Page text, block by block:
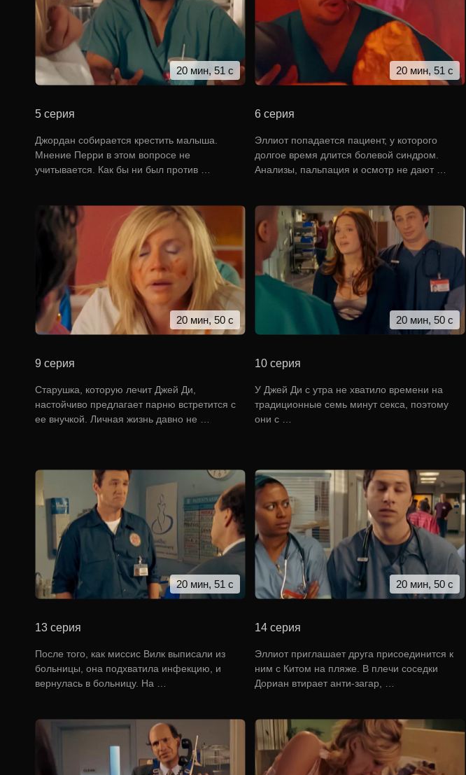
20 мин, 51 с
5 серия
Джордан собирается крестить малыша.
Мнение Перри в этом вопросе не
учитывается. Как бы ни был против …
20 мин, 51 с
6 серия
Эллиот попадается пациент, у которого
долгое время длится болевой синдром.
Анализы, пальпация и осмотр не дают …
20 мин, 50 с
9 серия
Старушка, которую лечит Джей Ди,
настойчиво предлагает парню встретится с
ее внучкой. Личная жизнь давно не …
20 мин, 50 с
10 серия
У Джей Ди с утра не хватило времени на
традиционные семь минут секса, поэтому
они с …
20 мин, 51 с
13 серия
После того, как миссис Вилк выписали из
больницы, она подхватила инфекцию, и
вернулась в больницу. На …
20 мин, 50 с
14 серия
Эллиот приглашает друга присоединится к
ним с Китом на пляже. В плечи соседки
Дориан втирает анти-загар, …